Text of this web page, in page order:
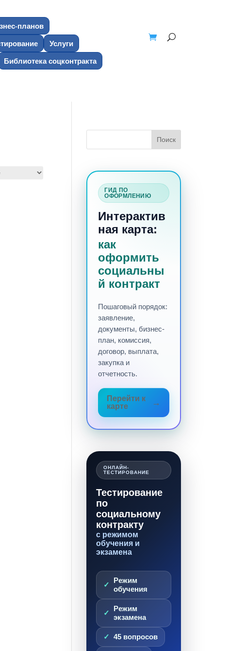
планов
Услуги
Библиотека соцконтракта
ГИД ПО
ОФОРМЛЕНИЮ
Интерактив
ная карта:
как
оформить
социальны
й контракт
Пошаговый порядок:
заявление,
документы, бизнес-
план, комиссия,
договор, выплата,
закупка и
отчетность.
Перейти к
карте
ОНЛАЙН-
ТЕСТИРОВАНИЕ
Тестирование
по
социальному
контракту
с режимом
обучения и
экзамена
Режим
обучения
Режим
экзамена
45 вопросов